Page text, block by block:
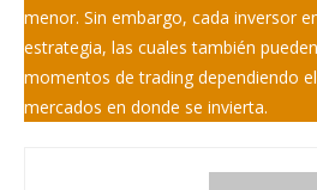
menor. Sin embargo, cada inversor
estrategia, las cuales también
momentos de trading dependiendo
mercados en donde se invierta.